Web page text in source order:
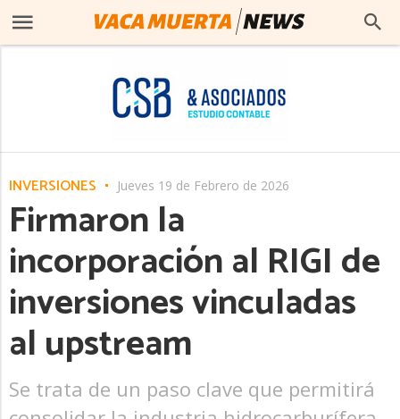
INVERSIONES Jueves 19 de Febrero de 2026
Firmaron la
incorporación al RIGI de
inversiones vinculadas
al upstream
Se trata de un paso clave que permitirá